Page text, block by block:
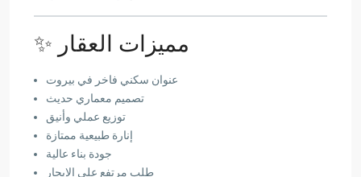
✨ مميزات العقار
عنوان سكني فاخر في بيروت
تصميم معماري حديث
توزيع عملي وأنيق
إنارة طبيعية ممتازة
جودة بناء عالية
طلب مرتفع على الإيجار